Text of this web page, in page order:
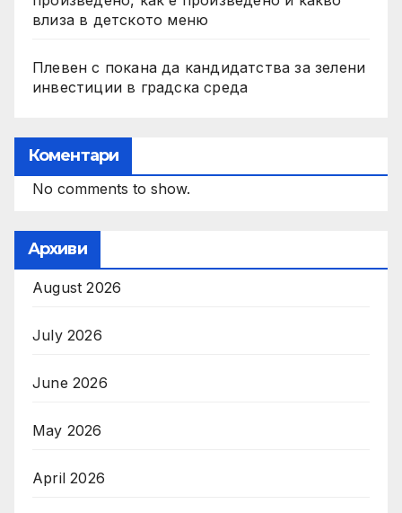
влиза в детското меню
Плевен с покана да кандидатства за зелени
инвестиции в градска среда
Коментари
No comments to show.
Архиви
August 2026
July 2026
June 2026
May 2026
April 2026